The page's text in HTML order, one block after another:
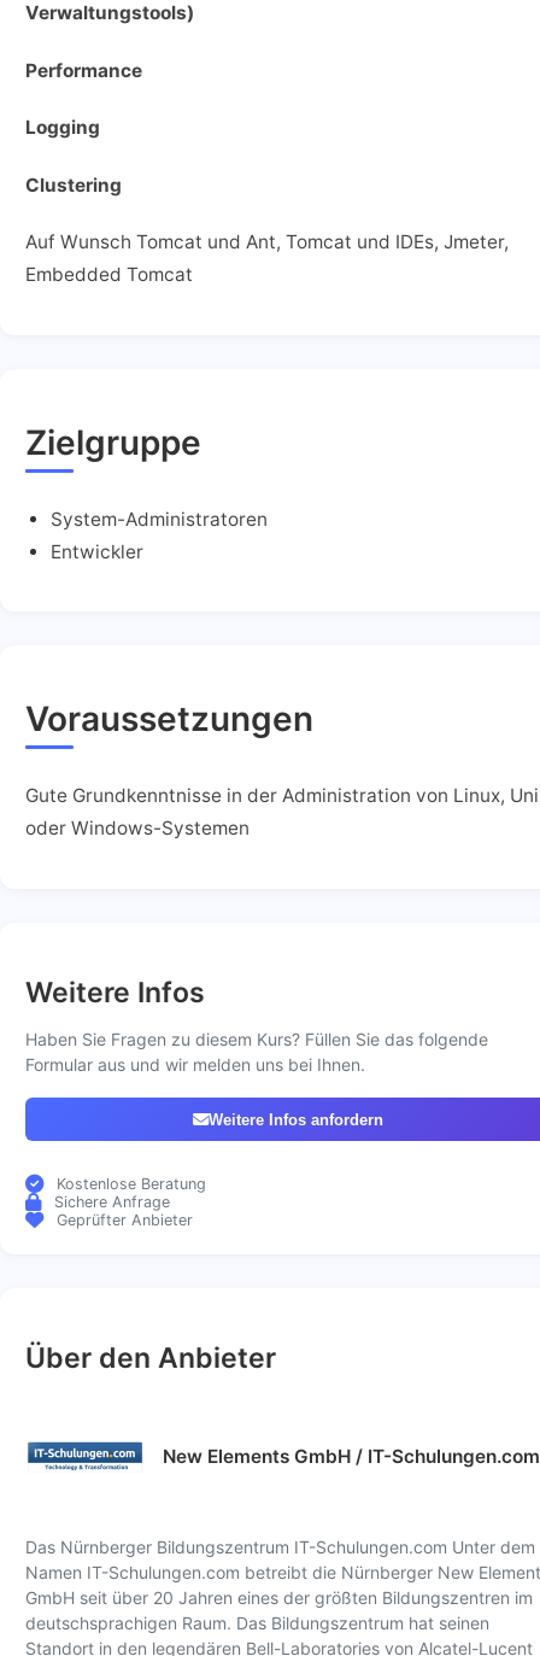
Verwaltungstools)
Performance
Logging
Clustering
Auf Wunsch Tomcat und Ant, Tomcat und IDEs, Jmeter,
Embedded Tomcat
Zielgruppe
System-Administratoren
Entwickler
Voraussetzungen
Gute Grundkenntnisse in der Administration von Linux,
oder Windows-Systemen
Weitere Infos
Haben Sie Fragen zu diesem Kurs? Füllen Sie das folgende
Formular aus und wir melden uns bei Ihnen.
Weitere Infos anfordern
Kostenlose Beratung
Sichere Anfrage
Geprüfter Anbieter
Über den Anbieter
New Elements GmbH / IT-Schulungen.com
Das Nürnberger Bildungszentrum IT-Schulungen.com Unter dem
Namen IT-Schulungen.com betreibt die Nürnberger New
GmbH seit über 20 Jahren eines der größten Bildungszentren im
deutschsprachigen Raum. Das Bildungszentrum hat seinen
Standort in den legendären Bell-Laboratories von Alcatel-Lucent